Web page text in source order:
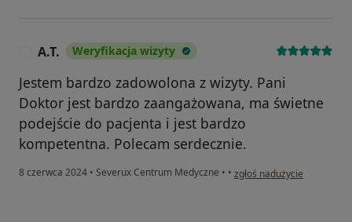
A.T. Weryfikacja wizyty
Jestem bardzo zadowolona z wizyty. Pani
Doktor jest bardzo zaangażowana, ma świetne
podejście do pacjenta i jest bardzo
kompetentna. Polecam serdecznie.
8 czerwca 2024 • Severux Centrum Medyczne • • w opinii użytkownika A.T.
zgłoś nadużycie